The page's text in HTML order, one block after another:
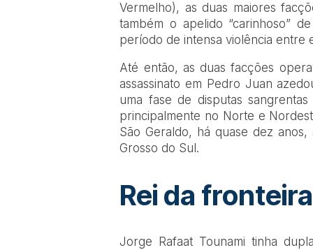
Vermelho), as duas maiores
também o apelido “carinhoso”
período de intensa violência entre
Até então, as duas facções
assassinato em Pedro Juan
uma fase de disputas
principalmente no Norte e
São Geraldo, há quase dez
Grosso do Sul.
Rei da fronteira
Jorge Rafaat Tounami tinha